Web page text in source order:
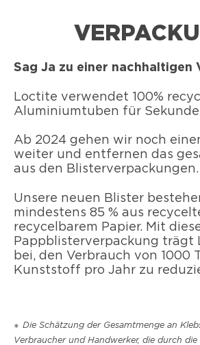
Sag Ja zu einer nachhaltigen
Loctite verwendet 100%
Aluminiumtuben für
Ab 2024 gehen wir noch
weiter und entfernen das
aus den Blisterverpackungen.
Unsere neuen Blister
mindestens 85 % aus
recycelbarem Papier. Mit
Pappblisterverpackung trägt
bei, den Verbrauch von 1000
Kunststoff pro Jahr zu
* Die Schätzung der Gesamtmenge an
Verbraucher und Handwerker, die durch